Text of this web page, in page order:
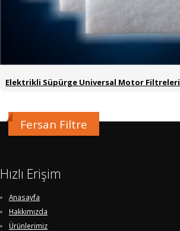
Elektrikli Süpürge Universal Motor Filtreleri
Fersan Filtre
Hızlı Erişim
Anasayfa
Hakkımızda
Ürünlerimiz